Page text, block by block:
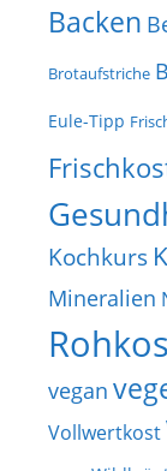
Backen
Brotaufstriche
Eule-Tipp
Kochkurs
Mineralien
vegan
Vollwertkost